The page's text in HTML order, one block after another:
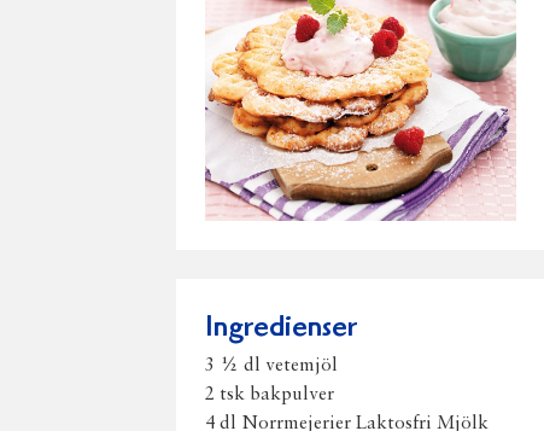
Ingredienser
3 ½ dl vetemjöl
2 tsk bakpulver
4 dl Norrmejerier Laktosfri Mjölk